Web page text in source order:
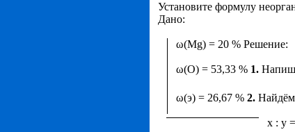
Установите формулу
Дано:
ω(Mg) = 20 % Решение:
ω(O) = 53,33 % 1.
ω(э) = 26,67 % 2. Найдём
х : у